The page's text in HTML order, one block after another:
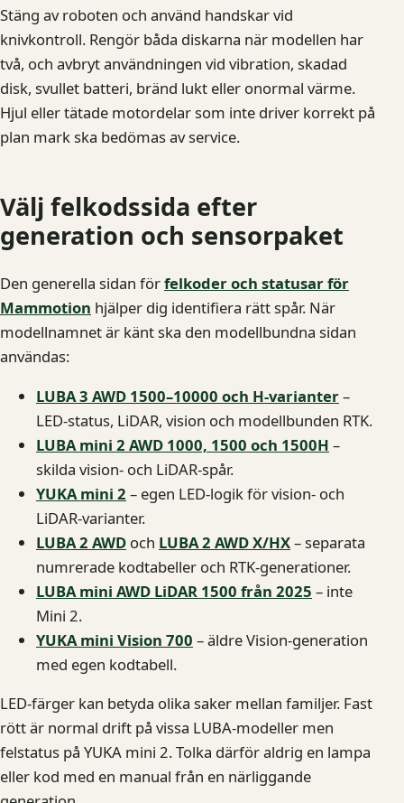
Stäng av roboten och använd handskar vid
knivkontroll. Rengör båda diskarna när modellen har
två, och avbryt användningen vid vibration, skadad
disk, svullet batteri, bränd lukt eller onormal värme.
Hjul eller tätade motordelar som inte driver korrekt på
plan mark ska bedömas av service.
Välj felkodssida efter
generation och sensorpaket
Den generella sidan förfelkoder och statusar för
Mammotion hjälper dig identifiera rätt spår. När
modellnamnet är känt ska den modellbundna sidan
användas:
LUBA 3 AWD 1500–10000 och H-varianter–
LED-status, LiDAR, vision och modellbunden RTK.
LUBA mini 2 AWD 1000, 1500 och 1500H –
skilda vision- och LiDAR-spår.
YUKA mini 2 – egen LED-logik för vision- och
LiDAR-varianter.
LUBA 2 AWD och LUBA 2 AWD X/HX– separata
numrerade kodtabeller och RTK-generationer.
LUBA mini AWD LiDAR 1500 från 2025 – inte
Mini 2.
YUKA mini Vision 700 – äldre Vision-generation
med egen kodtabell.
LED-färger kan betyda olika saker mellan familjer. Fast
rött är normal drift på vissa LUBA-modeller men
felstatus på YUKA mini 2. Tolka därför aldrig en lampa
eller kod med en manual från en närliggande